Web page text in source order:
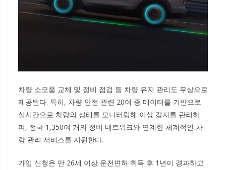
차량 소모품 교체 및 정비 점검 등 차량 유지 관리도 무상으로
제공된다. 특히, 차량 안전 관련 20여 종 데이터를 기반으로
실시간으로 차량의 상태를 모니터링해 이상 감지를 관리하
며, 전국 1,350여 개의 정비 네트워크와 연계한 체계적인 차
량 관리 서비스를 지원한다.
가입 신청은 만 26세 이상 운전면허 취득 후 1년이 경과하고